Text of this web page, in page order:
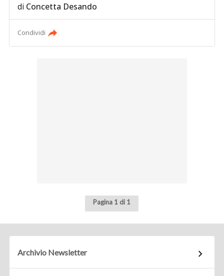
di Concetta Desando
Condividi
Pagina 1 di 1
Archivio Newsletter